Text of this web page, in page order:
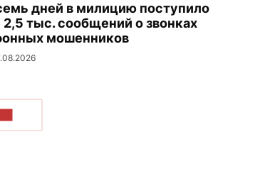
дней в милицию поступило
2,5 тыс. сообщений о звонках
мошенников